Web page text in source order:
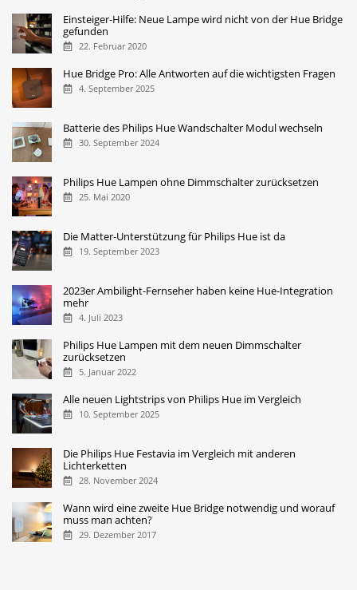
Einsteiger-Hilfe: Neue Lampe wird nicht von der Hue Bridge
gefunden
22. Februar 2020
Hue Bridge Pro: Alle Antworten auf die wichtigsten Fragen
4. September 2025
Batterie des Philips Hue Wandschalter Modul wechseln
30. September 2024
Philips Hue Lampen ohne Dimmschalter zurücksetzen
25. Mai 2020
Die Matter-Unterstützung für Philips Hue ist da
19. September 2023
2023er Ambilight-Fernseher haben keine Hue-Integration
mehr
4. Juli 2023
Philips Hue Lampen mit dem neuen Dimmschalter
zurücksetzen
5. Januar 2022
Alle neuen Lightstrips von Philips Hue im Vergleich
10. September 2025
Die Philips Hue Festavia im Vergleich mit anderen
Lichterketten
28. November 2024
Wann wird eine zweite Hue Bridge notwendig und worauf
muss man achten?
29. Dezember 2017